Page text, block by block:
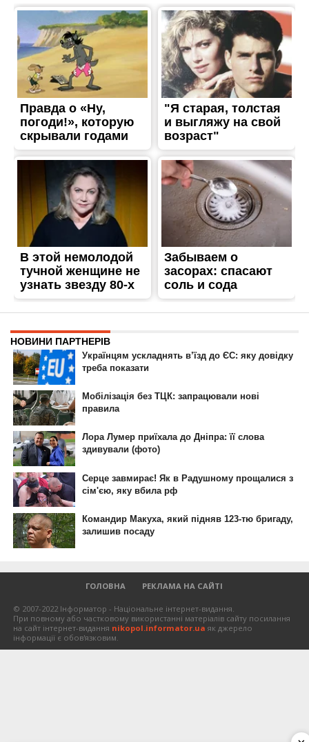
ГОЛОВНА РЕКЛАМА НА САЙТІ
© 2007-2022 Інформатор - Національне інтернет-видання.
При повному або частковому використанні матеріалів сайту посилання
на сайт інтернет-видання nikopol.informator.ua як джерело
інформації є обов'язковим.